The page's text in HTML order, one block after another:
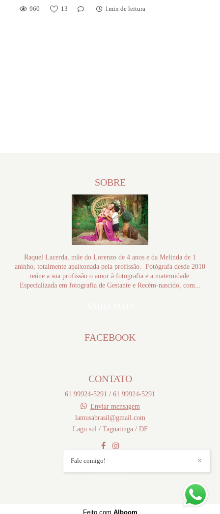
960 13 1min de leitura
SOBRE
Raquel Lacerda, mãe do Lorenzo de 4 anos e da Melinda de 1
aninho, totalmente apaixonada pela profissão. Fotógrafa desde 2010
reúne a sua profissão o amor à fotografia e a maternidade.
Especializada em fotografia de Gestante e Recém-nascido, com...
FACEBOOK
CONTATO
61 99924-5291 / 61 99924-5291
Enviar mensagem
lamusabrasil@gmail.com
Lago sul / Taguatinga / DF
CONTATO
✕
Fale comigo!
Feito com Alboom